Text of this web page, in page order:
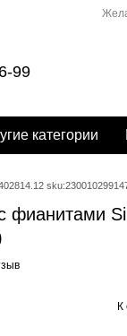
99
категории
фианитами
К